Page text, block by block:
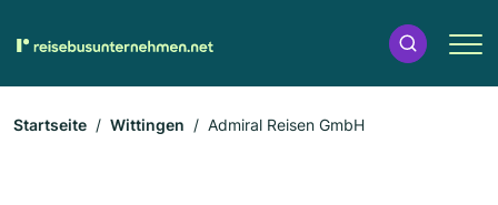
Startseite Wittingen Admiral Reisen GmbH